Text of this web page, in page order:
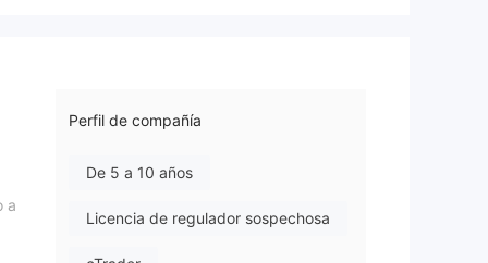
a
Perfil de compañía
De 5 a 10 años
Licencia de regulador sospechosa